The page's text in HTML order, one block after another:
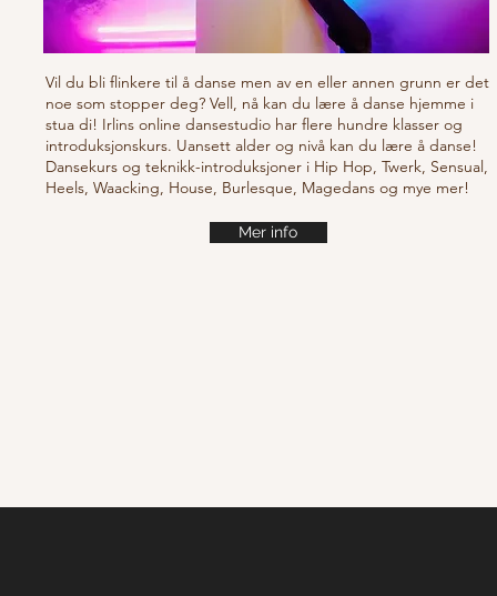
Vil du bli flinkere til å danse men av en eller annen grunn er det
noe som stopper deg? Vell, nå kan du lære å danse hjemme i
stua di! Irlins online dansestudio har flere hundre klasser og
introduksjonskurs. Uansett alder og nivå kan du lære å danse!
Dansekurs og teknikk-introduksjoner i Hip Hop, Twerk, Sensual,
Heels, Waacking, House, Burlesque, Magedans og mye mer!
Mer info